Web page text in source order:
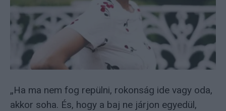
„Ha ma nem fog repülni, rokonság ide vagy oda,
akkor soha. És, hogy a baj ne járjon egyedül,